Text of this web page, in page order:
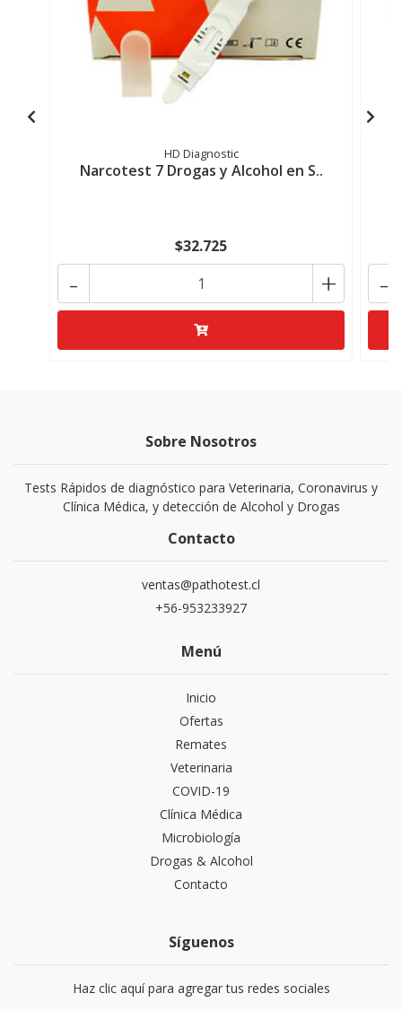
HD Diagnostic
Narcotest 7 Drogas y Alcohol en S..
$32.725
+
- -
Sobre Nosotros
Tests Rápidos de diagnóstico para Veterinaria, Coronavirus y
Clínica Médica, y detección de Alcohol y Drogas
Contacto
ventas@pathotest.cl
+56-953233927
Menú
Inicio
Ofertas
Remates
Veterinaria
COVID-19
Clínica Médica
Microbiología
Drogas & Alcohol
Contacto
Síguenos
Haz clic aquí para agregar tus redes sociales